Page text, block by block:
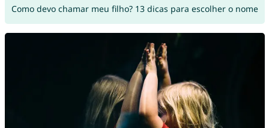
Como devo chamar meu filho? 13 dicas para escolher o nome